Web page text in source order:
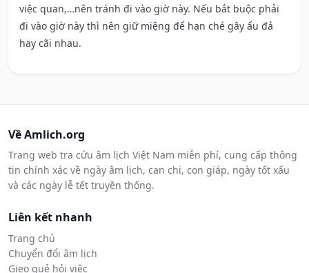
việc quan,…nên tránh đi vào giờ này. Nếu bắt buộc phải
đi vào giờ này thì nên giữ miệng để hạn ché gây ẩu đả
hay cãi nhau.
Về Amlich.org
Trang web tra cứu âm lịch Việt Nam miễn phí, cung cấp thông
tin chính xác về ngày âm lịch, can chi, con giáp, ngày tốt xấu
và các ngày lễ tết truyền thống.
Liên kết nhanh
Trang chủ
Chuyển đổi âm lịch
Gieo quẻ hỏi việc